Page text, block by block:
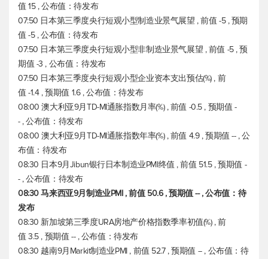
值 15 , 公布值：待发布
07:50 日本第三季度央行短观小型制造业景气展望 , 前值 -5 , 预期
值 -5 , 公布值：待发布
07:50 日本第三季度央行短观小型非制造业景气展望 , 前值 -5 , 预
期值 -3 , 公布值：待发布
07:50 日本第三季度央行短观小型企业资本支出预估(%) , 前
值 -1.4 , 预期值 1.6 , 公布值：待发布
08:00 澳大利亚9月TD-MI通胀指数月率(%) , 前值 -0.5 , 预期值 -
- , 公布值：待发布
08:00 澳大利亚9月TD-MI通胀指数年率(%) , 前值 4.9 , 预期值 -- , 公
布值：待发布
08:30 日本9月Jibun银行日本制造业PMI终值 , 前值 51.5 , 预期值 -
- , 公布值：待发布
08:30 马来西亚9月制造业PMI , 前值 50.6 , 预期值 -- , 公布值：待
发布
08:30 新加坡第三季度URA房地产价格指数季率初值(%) , 前
值 3.5 , 预期值 -- , 公布值：待发布
08:30 越南9月Markit制造业PMI , 前值 52.7 , 预期值 -- , 公布值：待